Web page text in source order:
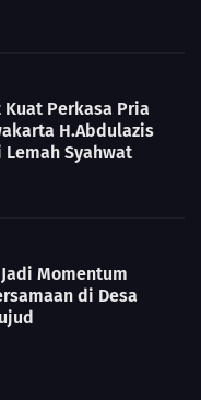
Kuat Perkasa Pria
H.Abdulazis
Lemah Syahwat
Jadi Momentum
di Desa